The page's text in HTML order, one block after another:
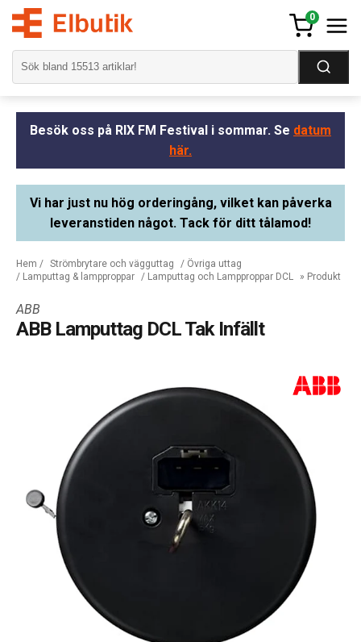
0
Besök oss på RIX FM Festival i sommar. Se datum
här.
Vi har just nu hög orderingång, vilket kan påverka
leveranstiden något. Tack för ditt tålamod!
Hem / Strömbrytare och vägguttag / Övriga uttag
/ Lamputtag & lampproppar / Lamputtag och Lampproppar DCL » Produkt
ABB
ABB Lamputtag DCL Tak Infällt